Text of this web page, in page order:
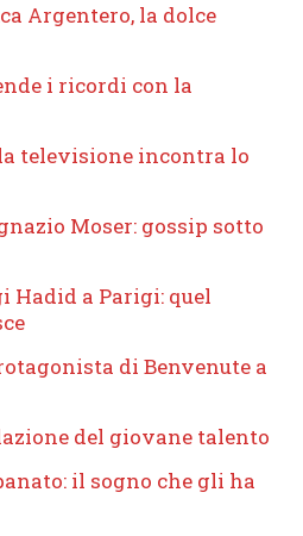
Argentero, la dolce
i ricordi con la
televisione incontra lo
Moser: gossip sotto
Hadid a Parigi: quel
di Benvenute a
del giovane talento
il sogno che gli ha